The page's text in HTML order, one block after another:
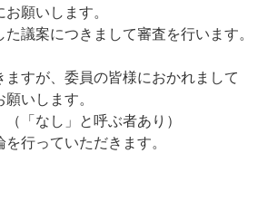
願いします。
議案につきまして審査を行います。
すが、委員の皆様におかれまして
いします。
「なし」と呼ぶ者あり）
行っていただきます。